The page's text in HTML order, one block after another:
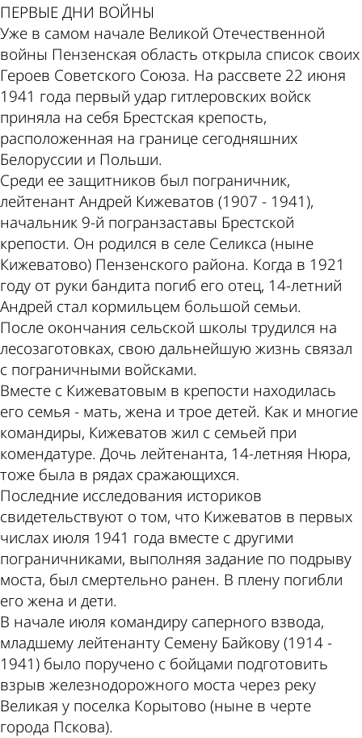
ПЕРВЫЕ ДНИ ВОЙНЫ
Уже в самом начале Великой Отечественной
войны Пензенская область открыла список своих
Героев Советского Союза. На рассвете 22 июня
1941 года первый удар гитлеровских войск
приняла на себя Брестская крепость,
расположенная на границе сегодняшних
Белоруссии и Польши.
Среди ее защитников был пограничник,
лейтенант Андрей Кижеватов (1907 - 1941),
начальник 9-й погранзаставы Брестской
крепости. Он родился в селе Селикса (ныне
Кижеватово) Пензенского района. Когда в 1921
году от руки бандита погиб его отец, 14-летний
Андрей стал кормильцем большой семьи.
После окончания сельской школы трудился на
лесозаготовках, свою дальнейшую жизнь связал
с пограничными войсками.
Вместе с Кижеватовым в крепости находилась
его семья - мать, жена и трое детей. Как и многие
командиры, Кижеватов жил с семьей при
комендатуре. Дочь лейтенанта, 14-летняя Нюра,
тоже была в рядах сражающихся.
Последние исследования историков
свидетельствуют о том, что Кижеватов в первых
числах июля 1941 года вместе с другими
пограничниками, выполняя задание по подрыву
моста, был смертельно ранен. В плену погибли
его жена и дети.
В начале июля командиру саперного взвода,
младшему лейтенанту Семену Байкову (1914 -
1941) было поручено с бойцами подготовить
взрыв железнодорожного моста через реку
Великая у поселка Корытово (ныне в черте
города Пскова).